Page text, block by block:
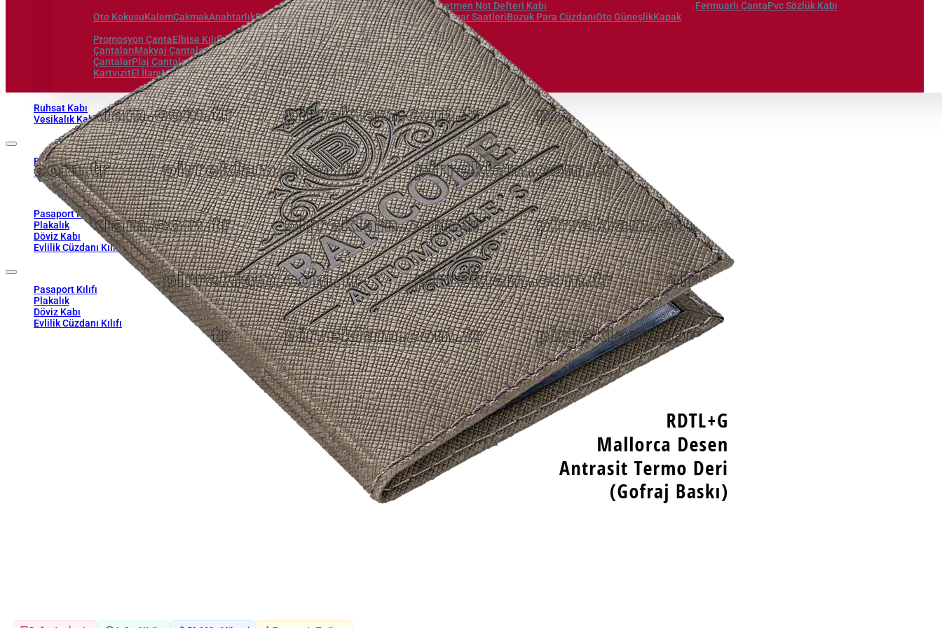
AlbümüÖğretmen Not Defteri Kabı
Fermuarlı ÇantaPvc Sözlük Kabı
Oto KokusuKalemÇakmakAnahtarlıkBardak AltlıgıAjandaDefter Mouse PadDuvar SaatleriBozuk Para CüzdanıOto GüneşlikKapak
AçacaklarıBalon
Promosyon ÇantaElbise KılıflarıGelinlik KılıflarıLaptop
ÇantalarıMakyaj ÇantalarıOkul ve Sırt ÇantalarıÖzel Üretim
ÇantalarPlaj ÇantalarıSpor ve Seyahat Çantaları
KartvizitEl İlanıMagnetStickerKüp Blok NotTakvimler
Ruhsat Kabı
Vesikalık Kabı
Ruhsat Kabı
Vesikalık Kabı
1961'den Beri , Sektörün Pir'i...
Pasaport Kılıfı
Plakalık
Döviz Kabı
Evlilik Cüzdanı Kılıfı
Pasaport Kılıfı
Plakalık
Döviz Kabı
Evlilik Cüzdanı Kılıfı